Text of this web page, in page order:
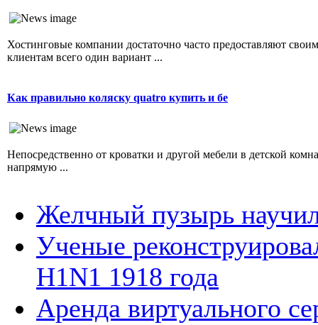
Хостинговые компании достаточно часто предоставляют своим
клиентам всего один вариант ...
Как правильно коляску quatro купить и бе
Непосредственно от кроватки и другой мебели в детской
напрямую ...
Желчный пузырь
Ученые
H1N1 1918 года
Аренда виртуального